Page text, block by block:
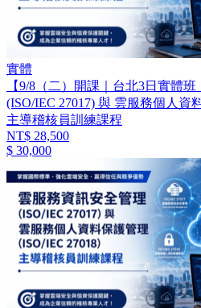
實體
【9/8（二）開課｜台北3日實體
(ISO/IEC 27017) 與 雲服務個人資
主導稽核員訓練課程
NT$ 28,500
$ 30,000